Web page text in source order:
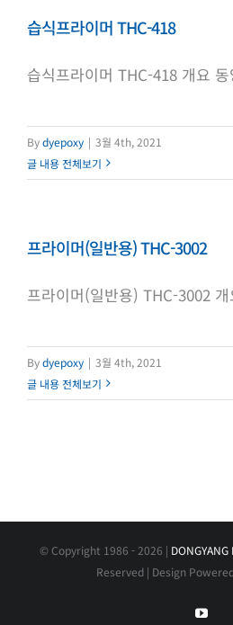
습식프라이머 THC-418
습식프라이머 THC-418 개요
Bydyepoxy | 3월 4th, 2021
글 내용 전체보기
프라이머(일반용) THC-3002
프라이머(일반용) THC-3002
Bydyepoxy | 3월 4th, 2021
글 내용 전체보기
© Copyright 1986 - 2026 | DONGYANG
Reserved | Design